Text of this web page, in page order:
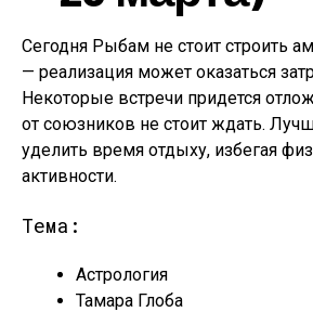
Сегодня Рыбам не стоит строить
— реализация может оказаться
Некоторые встречи придется
от союзников не стоит ждать.
уделить время отдыху, избегая
активности.
Тема:
Астрология
Тамара Глоба